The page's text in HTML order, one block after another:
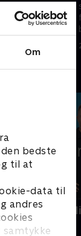
Om
bedste
til at
data til
andres
når de
Skomar Champ.
Cykling